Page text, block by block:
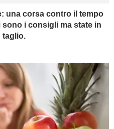
una corsa contro il tempo
i consigli ma state in
taglio.